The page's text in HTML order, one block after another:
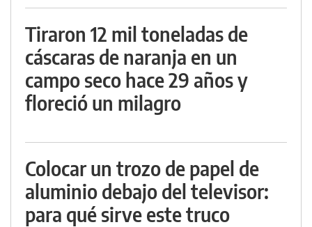
Tiraron 12 mil toneladas de
cáscaras de naranja en un
campo seco hace 29 años y
floreció un milagro
Colocar un trozo de papel de
aluminio debajo del televisor:
para qué sirve este truco